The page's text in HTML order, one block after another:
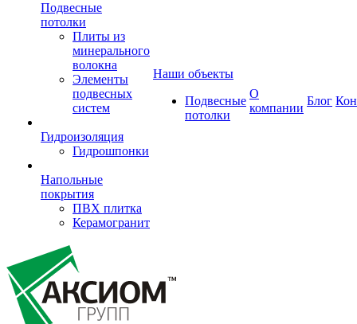
Подвесные
потолки
Плиты из
минерального
волокна
Элементы
подвесных
систем
Гидроизоляция
Гидрошпонки
Напольные
покрытия
ПВХ плитка
Керамогранит
Наши объекты
Подвесные
потолки
О
компании
Блог